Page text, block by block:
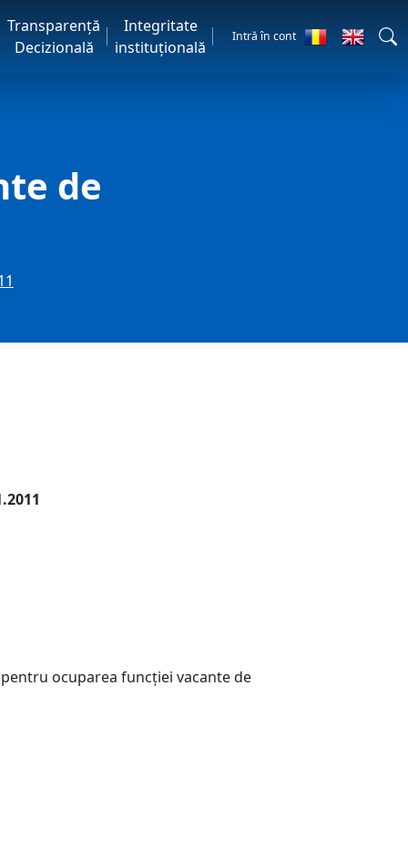
Transparență
Decizională
Integritate
instituțională
Intră în cont
de
ocuparea funcţiei vacante de